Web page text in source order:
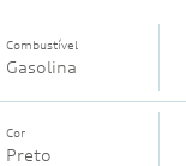
Combustível
Gasolina
Cor
Preto